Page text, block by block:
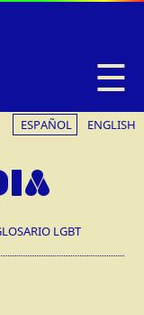
☰
ESPAÑOL ENGLISH
LGBT